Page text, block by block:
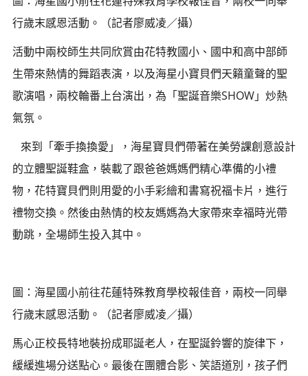
行歲末感恩活動。（記者廖威凌／攝）
活動中兩校師生共同欣賞由花特教國小、國中和高中部師
生帶來熱情的舞蹈表演，以及海星小寶貝們天籟童聲的聖
歌演唱，兩校輪番上台演出，為「聖誕音樂SHOW」炒熱
氣氛。
來到「牽手換換愛」，海星寶貝們帶著在美勞課創意設計
的立體聖誕鞋盒，裝載了跟爸爸媽媽們精心準備的小禮
物，花特寶貝們則用愛的小手彩繪和書寫祝福卡片，進行
禮物交換。然後由熱情的校友媽媽為大家帶來幸福時光帶
動跳，全場師生投入其中。
圖：海星國小前往花蓮特殊教育學校報佳音，兩校一同舉
行歲末感恩活動。（記者廖威凌／攝）
馬心正校長特地裝扮成耶誕老人，在聖誕鈴響的旋律下，
緩緩進場分送點心。最後在團體合影、笑語道別，孩子們